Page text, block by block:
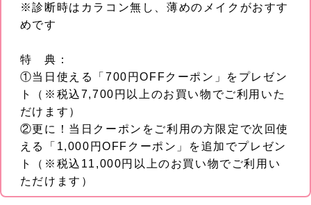
※診断時はカラコン無し、薄めのメイクがおすす
めです
特 典：
①当日使える「700円OFFクーポン」をプレゼン
ト（※税込7,700円以上のお買い物でご利用いた
だけます）
②更に！当日クーポンをご利用の方限定で次回使
える「1,000円OFFクーポン」を追加でプレゼン
ト（※税込11,000円以上のお買い物でご利用い
ただけます）